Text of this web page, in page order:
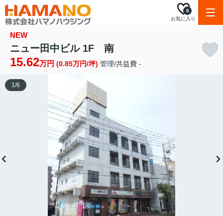
お気に入り
0
NEW
ニュー田中ビル 1F 南
15.62万円 (0.85万円/坪) 管理/共益費 -
1/6